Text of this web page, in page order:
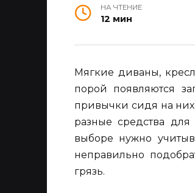
НА ЧТЕНИЕ
12 мин
Мягкие диваны,
порой появляются
привычки сидя на
разные средства
выборе нужно
неправильно
грязь.